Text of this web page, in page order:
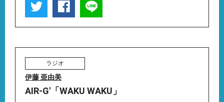
ラジオ
伊藤 亜由美
AIR-G'「WAKU WAKU」